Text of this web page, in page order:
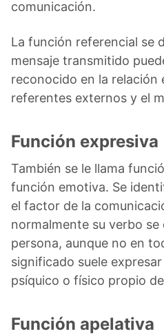
comunicación.
La función referencial se
mensaje transmitido
reconocido en la relación
referentes externos y el
Función expresiva
También se le llama
función emotiva. Se
el factor de la
normalmente su verbo
persona, aunque no en
significado suele
psíquico o físico propio
Función apelativa